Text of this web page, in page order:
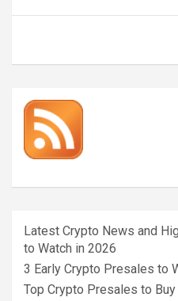
Latest Crypto News and
to Watch in 2026
3 Early Crypto Presales to
Top Crypto Presales to